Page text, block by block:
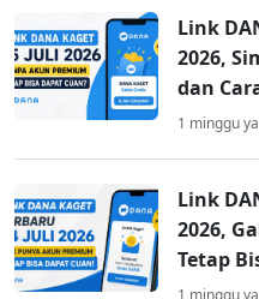
Link
2026,
dan
1 minggu
Link
2026,
Tetap